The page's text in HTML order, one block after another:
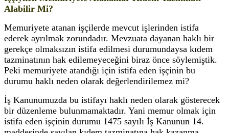
Alabilir Mi?
Memuriyete atanan işçilerde mevcut işlerinden istifa
ederek ayrılmak zorundadır. Mevzuata dayanan haklı bir
gerekçe olmaksızın istifa edilmesi durumundaysa kıdem
tazminatının hak edilemeyeceğini biraz önce söylemiştik.
Peki memuriyete atandığı için istifa eden işçinin bu
durumu haklı neden olarak değerlendirilemez mi?
İş Kanunumuzda bu istifayı haklı neden olarak gösterecek
bir düzenleme bulunmamaktadır. Yani memur olmak için
istifa eden işçinin durumu 1475 sayılı İş Kanunun 14.